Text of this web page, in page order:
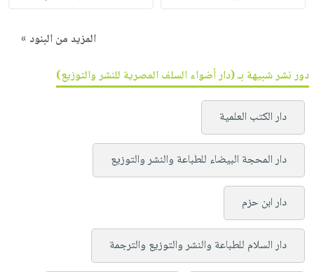
المزيد من البنود »
دور نشر شبيهة بـ (دار أضواء السلف المصرية للنشر والتوزيع)
دار الكتب العلمية
دار المحجة البيضاء للطباعة والنشر والتوزيع
دار ابن حزم
دار السلام للطباعة والنشر والتوزيع والترجمة